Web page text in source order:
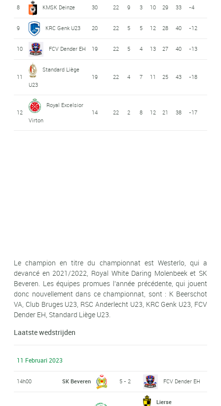
8 KMSK Deinze 30 22 9 3 10 29 33 -4
9 KRC Genk U23 20 22 5 5 12 28 40 -12
10 FCV Dender EH 19 22 5 4 13 27 40 -13
11
Standard Liège
U23
19 22 4 7 11 25 43 -18
12
Royal Excelsior
Virton
14 22 2 8 12 21 38 -17
Le champion en titre du championnat est Westerlo, qui a
devancé en 2021/2022, Royal White Daring Molenbeek et SK
Beveren. Les équipes promues l'année précédente, qui jouent
donc nouvellement dans ce championnat, sont : K Beerschot
VA, Club Bruges U23, RSC Anderlecht U23, KRC Genk U23, FCV
Dender EH, Standard Liège U23.
Laatste wedstrijden
11 Februari 2023
14h00 SK Beveren 5 - 2 FCV Dender EH
Lierse